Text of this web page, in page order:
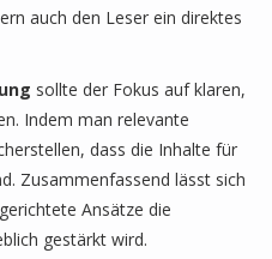
auch den Leser ein direktes
sollte der Fokus auf klaren,
Indem man relevante
dass die Inhalte für
Zusammenfassend lässt sich
Ansätze die
gestärkt wird.